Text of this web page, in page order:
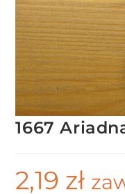
1667
2,19 zł